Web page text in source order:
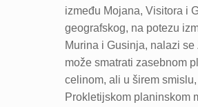
između Mojana, Visitora i
geografskog, na potezu
Murina i Gusinja, nalazi
može smatrati zasebnom
celinom, ali u širem
Prokletijskom planinskom